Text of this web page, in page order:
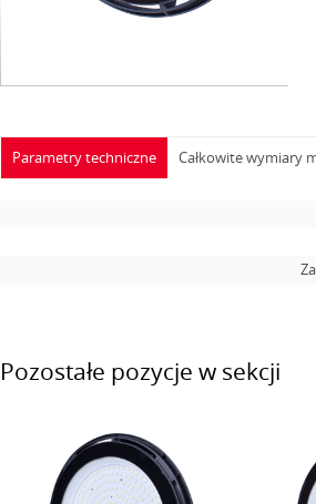
Parametry techniczne Całkowite wymiary
Pozostałe pozycje w sekcji